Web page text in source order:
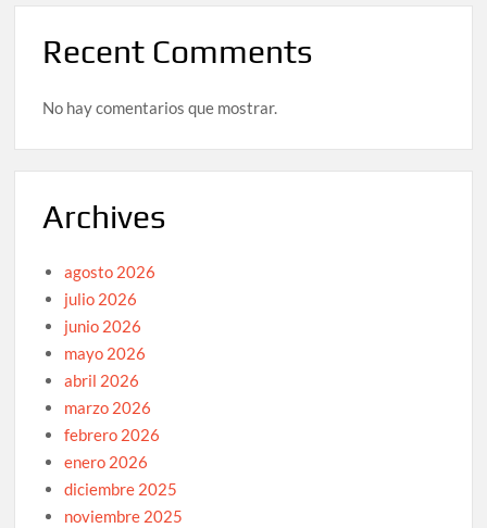
Recent Comments
No hay comentarios que mostrar.
Archives
agosto 2026
julio 2026
junio 2026
mayo 2026
abril 2026
marzo 2026
febrero 2026
enero 2026
diciembre 2025
noviembre 2025